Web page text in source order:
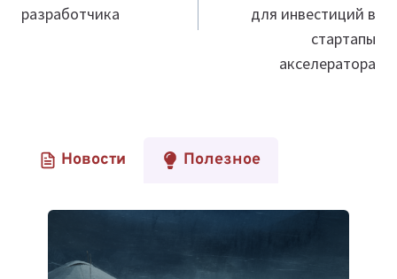
разработчика
для инвестиций в
стартапы
акселератора
Новости Полезное